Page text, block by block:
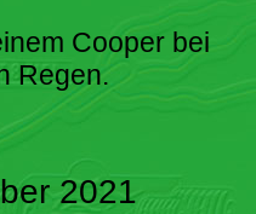
Cooper bei
Regen.
2021